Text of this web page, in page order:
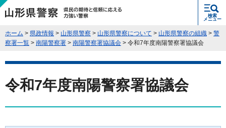
県民の期待と信頼に応える力強い警
察 山形県警察
検索
メニュー
ホーム > 県政情報 > 山形県警察 > 山形県警察について > 山形県警察の組織 > 警
察署一覧 > 南陽警察署 > 南陽警察署協議会 > 令和7年度南陽警察署協議会
令和7年度南陽警察署協議会